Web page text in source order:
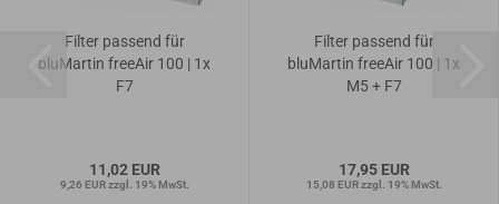
Filter passend für
bluMartin freeAir 100 | 1x
F7
11,02 EUR
9,26 EUR zzgl. 19% MwSt.
Filter passend für
bluMartin freeAir 100 | 1x
M5 + F7
17,95 EUR
15,08 EUR zzgl. 19% MwSt.